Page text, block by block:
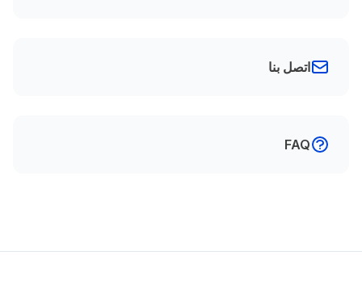
اتصل بنا
FAQ